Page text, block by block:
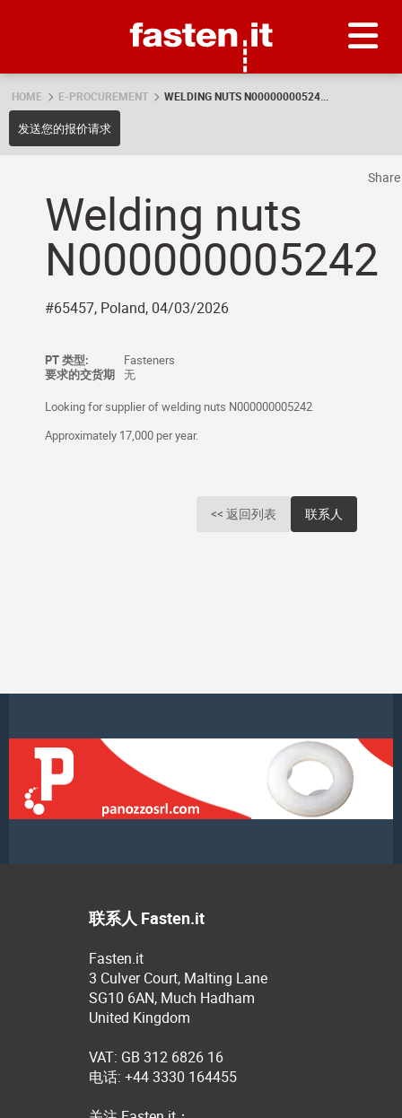
HOME E-PROCUREMENT WELDING NUTS N00000000524...
发送您的报价请求
Welding nuts
N000000005242
#65457, Poland, 04/03/2026
PT 类型:
Fasteners
要求的交货期 无
Looking for supplier of welding nuts N000000005242
Approximately 17,000 per year.
<< 返回列表 联系人
Share
联系人 Fasten.it
Fasten.it
3 Culver Court, Malting Lane
SG10 6AN, Much Hadham
United Kingdom
VAT: GB 312 6826 16
电话: +44 3330 164455